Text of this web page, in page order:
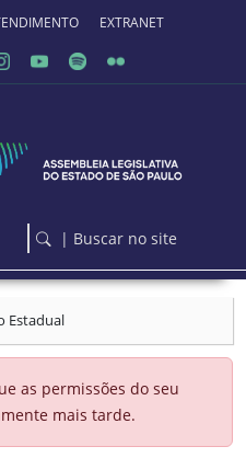
EXTRANET
| Buscar no site
Estadual
as permissões do seu
mais tarde.